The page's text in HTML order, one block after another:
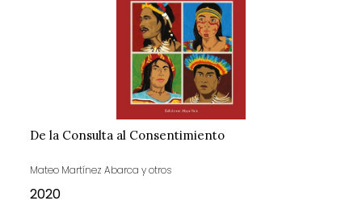
De la Consulta al Consentimiento
Mateo Martínez Abarca y otros
2020